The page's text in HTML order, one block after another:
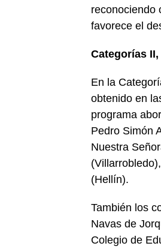
reconociendo
favorece el
Categorías II,
En la
obtenido en
programa
Pedro Simón
Nuestra
(Hellín).
También los
Navas de
Colegio de